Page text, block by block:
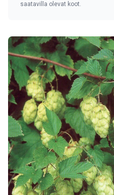
saatavilla olevat koot.